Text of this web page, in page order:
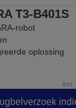
T3-B401S
robot
oplossing
incl.